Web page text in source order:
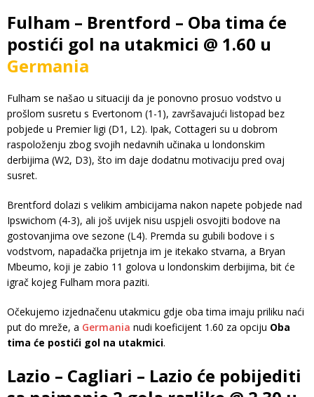
Fulham – Brentford – Oba tima će
postići gol na utakmici @ 1.60 u
Germania
Fulham se našao u situaciji da je ponovno prosuo vodstvo u
prošlom susretu s Evertonom (1-1), završavajući listopad bez
pobjede u Premier ligi (D1, L2). Ipak, Cottageri su u dobrom
raspoloženju zbog svojih nedavnih učinaka u londonskim
derbijima (W2, D3), što im daje dodatnu motivaciju pred ovaj
susret.
Brentford dolazi s velikim ambicijama nakon napete pobjede nad
Ipswichom (4-3), ali još uvijek nisu uspjeli osvojiti bodove na
gostovanjima ove sezone (L4). Premda su gubili bodove i s
vodstvom, napadačka prijetnja im je itekako stvarna, a Bryan
Mbeumo, koji je zabio 11 golova u londonskim derbijima, bit će
igrač kojeg Fulham mora paziti.
Očekujemo izjednačenu utakmicu gdje oba tima imaju priliku naći
put do mreže, a Germania nudi koeficijent 1.60 za opciju Oba
tima će postići gol na utakmici.
Lazio – Cagliari – Lazio će pobijediti